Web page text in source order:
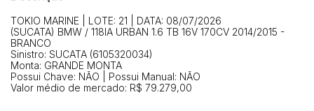
TOKIO MARINE | LOTE: 21 | DATA: 08/07/2026
(SUCATA) BMW / 118IA URBAN 1.6 TB 16V 170CV 2014/2015 -
BRANCO
Sinistro: SUCATA (6105320034)
Monta: GRANDE MONTA
Possui Chave: NÃO | Possui Manual: NÃO
Valor médio de mercado: R$ 79.279,00